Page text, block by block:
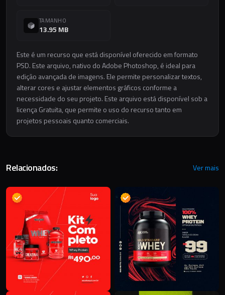
TAMANHO
13.95 MB
Este é um recurso que está disponível oferecido em formato
PSD. Este arquivo, nativo do Adobe Photoshop, é ideal para
edição avançada de imagens. Ele permite personalizar textos,
alterar cores e ajustar elementos gráficos conforme a
necessidade do seu projeto. Este arquivo está disponível sob a
licença Gratuita, que permite o uso do recurso tanto em
projetos pessoais quanto comerciais.
Relacionados: Ver mais